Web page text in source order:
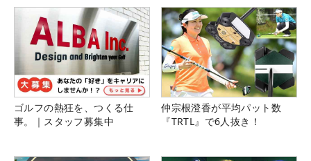
ゴルフの熱狂を、つくる仕
事。｜スタッフ募集中
仲宗根澄香が平均パット数
『TRTL』で6人抜き！